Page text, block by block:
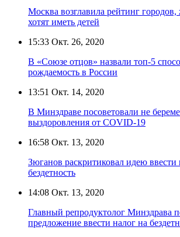
Москва возглавила рейтинг
хотят иметь детей
15:33 Окт. 26, 2020
В «Союзе отцов» назвали топ-5
рождаемость в России
13:51 Окт. 14, 2020
В Минздраве посоветовали не
выздоровления от COVID-19
16:58 Окт. 13, 2020
Зюганов раскритиковал идею ввести
бездетность
14:08 Окт. 13, 2020
Главный репродуктолог Минздрава
предложение ввести налог на